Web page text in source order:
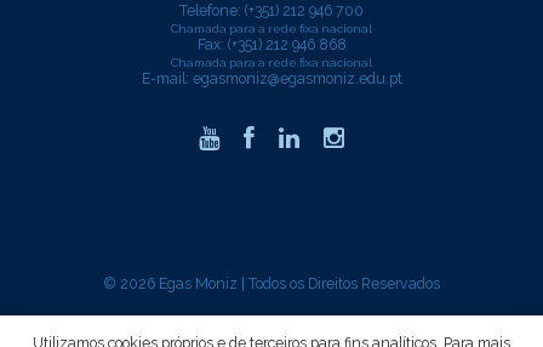
Utilizamos cookies próprios e de terceiros para fins analíticos. Para mais
Telefone: (+351) 212 946 700
Chamada para a rede fixa nacional
Fax: (+351) 212 946 868
Chamada para a rede fixa nacional
E-mail: egasmoniz@egasmoniz.edu.pt
© 2026 Egas Moniz | Todos os Direitos Reservados
developed bycritec